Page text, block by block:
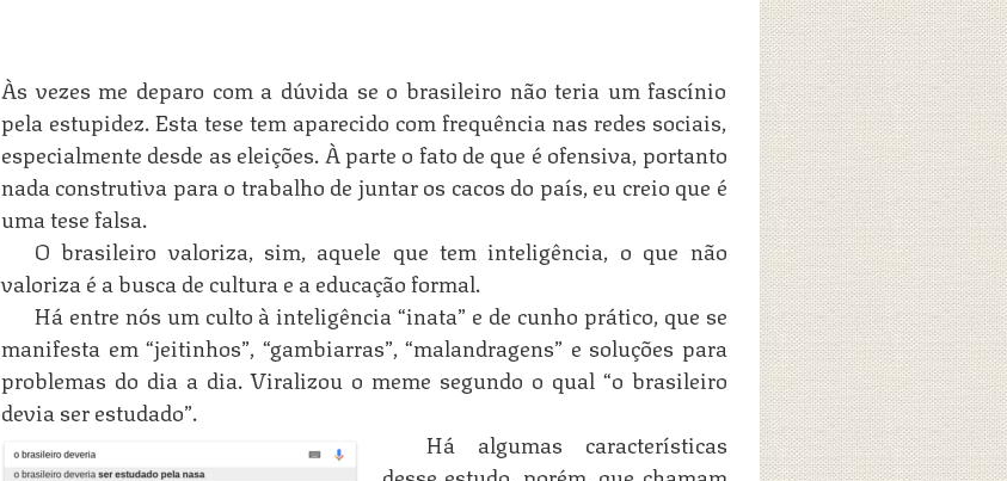
Às vezes me deparo com a dúvida se o brasileiro não teria um fascínio
pela estupidez. Esta tese tem aparecido com frequência nas redes sociais,
especialmente desde as eleições. À parte o fato de que é ofensiva, portanto
nada construtiva para o trabalho de juntar os cacos do país, eu creio que é
uma tese falsa.
O brasileiro valoriza, sim, aquele que tem inteligência, o que não
valoriza é a busca de cultura e a educação formal.
Há entre nós um culto à inteligência “inata” e de cunho prático, que se
manifesta em “jeitinhos”, “gambiarras”, “malandragens” e soluções para
problemas do dia a dia. Viralizou o meme segundo o qual “o brasileiro
devia ser estudado”.
Há algumas características